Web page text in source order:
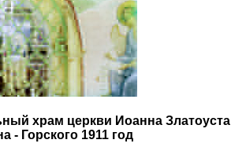
храм церкви Иоанна Златоуста
- Горского 1911 год